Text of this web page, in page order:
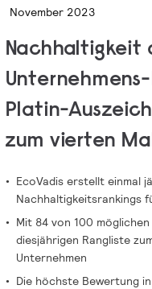
November 2023
Nachhaltigkeit
Platin-
zum vierten
EcoVadis erstellt einmal
Nachhaltigkeitsrankings
Mit 84 von 100
diesjährigen Rangliste
Unternehmen
Die höchste Bewertung